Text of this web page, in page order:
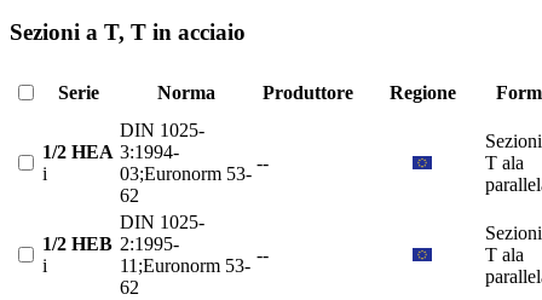
Sezioni a T, T in acciaio
Serie Norma Produttore Regione
1/2 HEA
i
DIN 1025-
3:1994-
03;Euronorm 53-
62
--
T ala
1/2 HEB
i
DIN 1025-
2:1995-
11;Euronorm 53-
62
--
T ala